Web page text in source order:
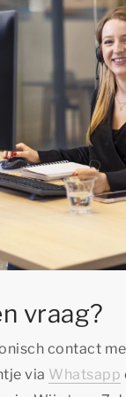
vraag?
contact
via Whatsapp